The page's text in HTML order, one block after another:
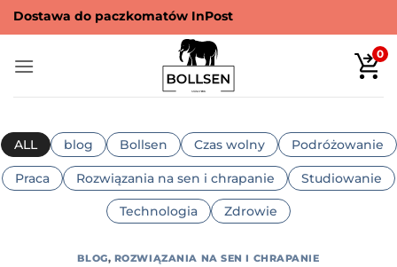
Przewiń
do
Dostawa następnego dnia premium
0
ALL blog Bollsen Czas wolny Podróżowanie
Praca Rozwiązania na sen i chrapanie Studiowanie
Technologia Zdrowie
BLOG, ROZWIĄZANIA NA SEN I CHRAPANIE